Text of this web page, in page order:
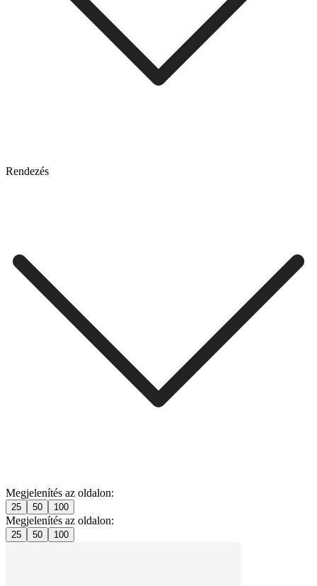
Rendezés
Megjelenítés az oldalon:
25 50 100
Megjelenítés az oldalon:
25 50 100